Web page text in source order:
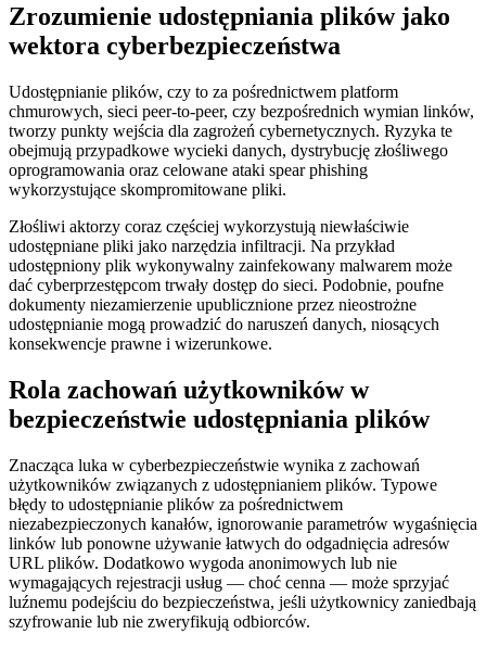
Zrozumienie udostępniania plików jako
wektora cyberbezpieczeństwa
Udostępnianie plików, czy to za pośrednictwem platform
chmurowych, sieci peer-to-peer, czy bezpośrednich wymian linków,
tworzy punkty wejścia dla zagrożeń cybernetycznych. Ryzyka te
obejmują przypadkowe wycieki danych, dystrybucję złośliwego
oprogramowania oraz celowane ataki spear phishing
wykorzystujące skompromitowane pliki.
Złośliwi aktorzy coraz częściej wykorzystują niewłaściwie
udostępniane pliki jako narzędzia infiltracji. Na przykład
udostępniony plik wykonywalny zainfekowany malwarem może
dać cyberprzestępcom trwały dostęp do sieci. Podobnie, poufne
dokumenty niezamierzenie upublicznione przez nieostrożne
udostępnianie mogą prowadzić do naruszeń danych, niosących
konsekwencje prawne i wizerunkowe.
Rola zachowań użytkowników w
bezpieczeństwie udostępniania plików
Znacząca luka w cyberbezpieczeństwie wynika z zachowań
użytkowników związanych z udostępnianiem plików. Typowe
błędy to udostępnianie plików za pośrednictwem
niezabezpieczonych kanałów, ignorowanie parametrów wygaśnięcia
linków lub ponowne używanie łatwych do odgadnięcia adresów
URL plików. Dodatkowo wygoda anonimowych lub nie
wymagających rejestracji usług — choć cenna — może sprzyjać
luźnemu podejściu do bezpieczeństwa, jeśli użytkownicy zaniedbają
szyfrowanie lub nie zweryfikują odbiorców.